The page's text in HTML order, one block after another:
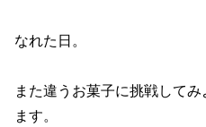
なれた日。
また違うお菓子に挑戦して
ます。